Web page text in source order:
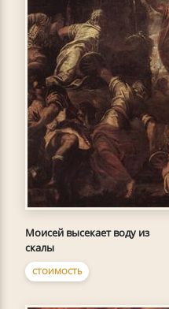
Моисей высекает воду из
скалы
СТОИМОСТЬ